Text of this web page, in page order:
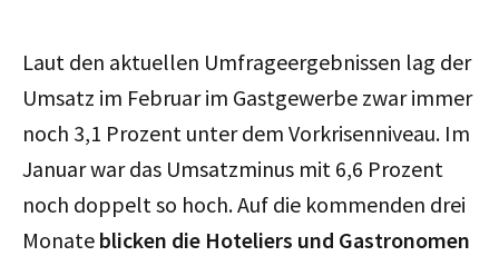
Laut den aktuellen Umfrageergebnissen lag der
Umsatz im Februar im Gastgewerbe zwar immer
noch 3,1 Prozent unter dem Vorkrisenniveau. Im
Januar war das Umsatzminus mit 6,6 Prozent
noch doppelt so hoch. Auf die kommenden drei
Monate blicken die Hoteliers und Gastronomen